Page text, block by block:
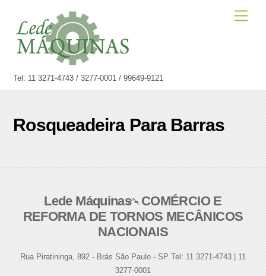
content
Tel: 11 3271-4743 / 3277-0001 / 99649-9121
Rosqueadeira Para Barras
Back
To
Top
Lede Máquinas - COMÉRCIO E
REFORMA DE TORNOS MECÂNICOS
NACIONAIS
Rua Piratininga, 892 - Brás São Paulo - SP Tel: 11 3271-4743 | 11
3277-0001